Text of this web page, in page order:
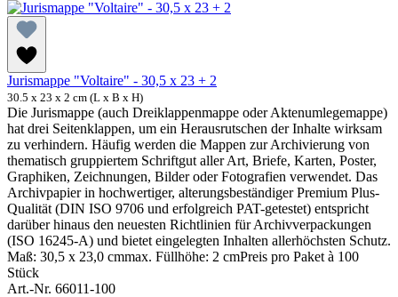
Jurismappe "Voltaire" - 30,5 x 23 + 2
30.5 x 23 x 2 cm (L x B x H)
Die Jurismappe (auch Dreiklappenmappe oder Aktenumlegemappe)
hat drei Seitenklappen, um ein Herausrutschen der Inhalte wirksam
zu verhindern. Häufig werden die Mappen zur Archivierung von
thematisch gruppiertem Schriftgut aller Art, Briefe, Karten, Poster,
Graphiken, Zeichnungen, Bilder oder Fotografien verwendet. Das
Archivpapier in hochwertiger, alterungsbeständiger Premium Plus-
Qualität (DIN ISO 9706 und erfolgreich PAT-getestet) entspricht
darüber hinaus den neuesten Richtlinien für Archivverpackungen
(ISO 16245-A) und bietet eingelegten Inhalten allerhöchsten Schutz.
Maß: 30,5 x 23,0 cmmax. Füllhöhe: 2 cmPreis pro Paket à 100
Stück
Art.-Nr. 66011-100